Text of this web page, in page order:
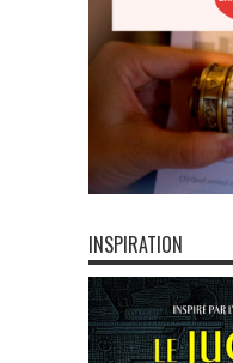
INSPIRATION